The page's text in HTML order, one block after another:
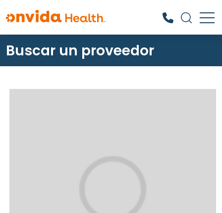
¿Qué podemos ayudarle a
encontrar?
Buscar un proveedor